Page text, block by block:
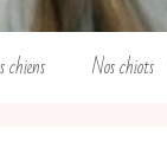
chiens Nos chiots